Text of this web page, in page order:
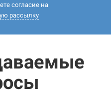
согласие на
рассылку